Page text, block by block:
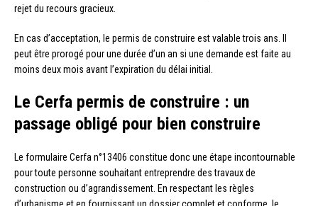
rejet du recours gracieux.
En cas d’acceptation, le permis de construire est valable trois ans. Il
peut être prorogé pour une durée d’un an si une demande est faite au
moins deux mois avant l’expiration du délai initial.
Le Cerfa permis de construire : un
passage obligé pour bien construire
Le formulaire Cerfa n°13406 constitue donc une étape incontournable
pour toute personne souhaitant entreprendre des travaux de
construction ou d’agrandissement. En respectant les règles